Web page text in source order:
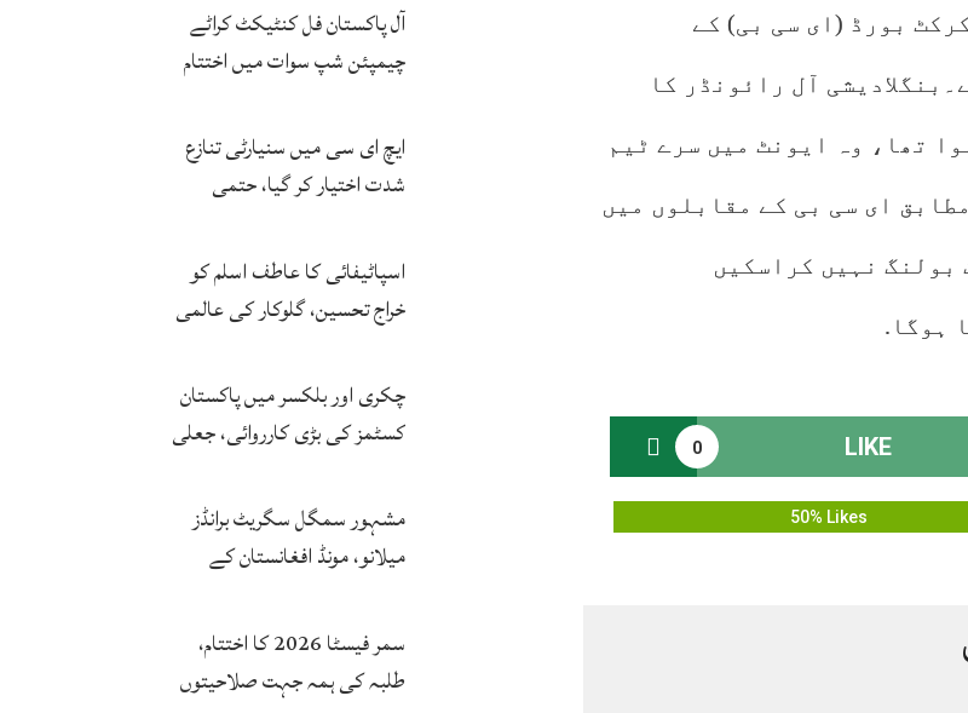
آل پاکستان فل کنٹیکٹ کراٹے
چیمپئن شپ سوات میں اختتام
ایچ ای سی میں سنیارٹی تنازع
شدت اختیار کر گیا، حتمی
اسپاٹیفائی کا عاطف اسلم کو
خراج تحسین، گلوکار کی عالمی
چکری اور بلکسر میں پاکستان
کسٹمز کی بڑی کارروائی، جعلی
ضبط
مشہور سمگل سگریٹ برانڈز
میلانو، مونڈ افغانستان کے
انکشاف
سمر فیسٹا 2026 کا اختتام،
طلبہ کی ہمہ جہت صلاحیتوں
بورڈ (ای سی بی) کے
آل رائونڈر کا
تھا، وہ ایونٹ میں سرے ٹیم
ای سی بی کے مقابلوں میں
بولنگ نہیں کراسکیں
ہوگا.
0 LIKE
50% Likes